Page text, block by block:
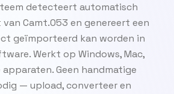
detecteert automatisch
Camt.053 en genereert een
geïmporteerd kan worden in
Werkt op Windows, Mac,
Geen handmatige
— upload, converteer en